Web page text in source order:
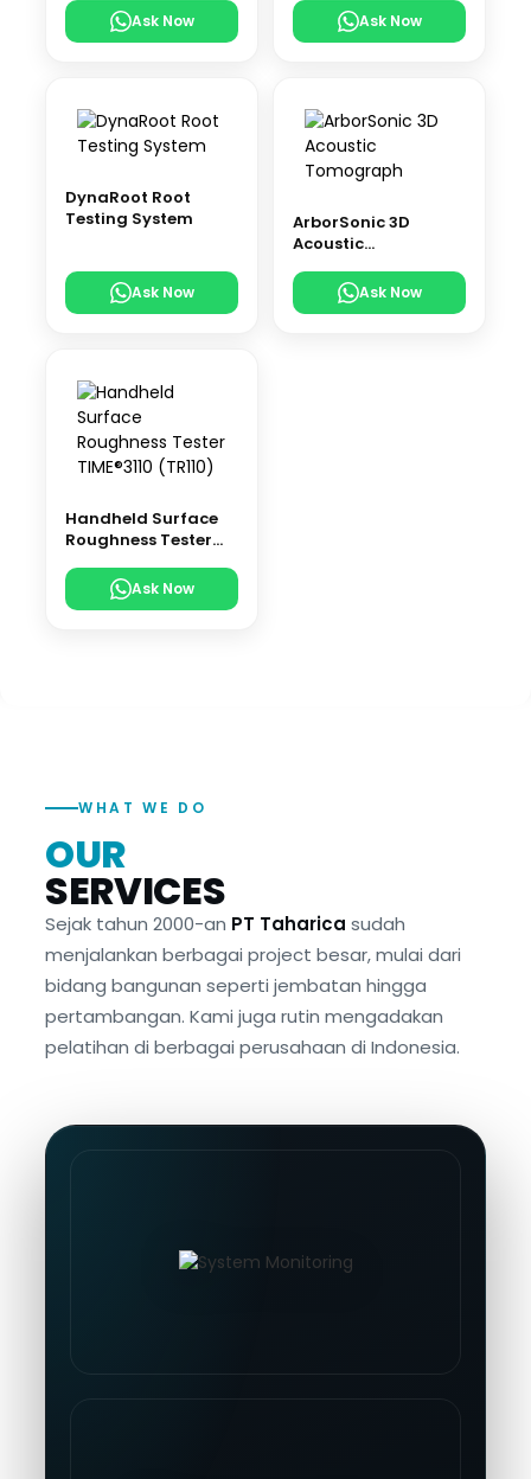
Hydraulic Servo
Universal Testing
Ask Now Ask Now
DynaRoot Root
Testing System
Ask Now
ArborSonic 3D
Acoustic
Ask Now
Handheld Surface
Roughness Tester
Ask Now
WHAT WE DO
OUR
SERVICES
Sejak tahun 2000-an PT Taharica sudah
menjalankan berbagai project besar, mulai dari
bidang bangunan seperti jembatan hingga
pertambangan. Kami juga rutin mengadakan
pelatihan di berbagai perusahaan di Indonesia.